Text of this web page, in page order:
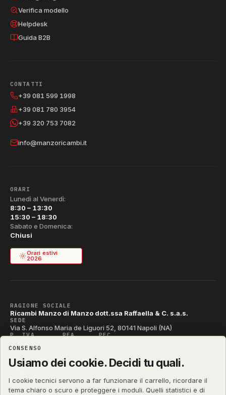
Verifica modello
Helpdesk
Guida B2B
CONTATTI
+39 081 599 1998
+39 081 780 3954
+39 320 753 7082
info@manzoricambi.it
ORARI
Lunedì al Venerdì:
8:30 – 13:30
15:30 – 18:30
Sabato e Domenica:
Chiusi
Orari estivi
2026
RAGIONE SOCIALE
Ricambi Manzo di Manzo dott.ssa Raffaella & C. s.a.s.
SEDE
Via S. Alfonso Maria de Liguori 52, 80141 Napoli (NA)
P. IVA REA PEC
CODICE SDI
T04ZHR3
CONSENSO
Usiamo dei cookie. Decidi tu quali.
I cookie tecnici servono a far funzionare il carrello, ricordare il
tema chiaro o scuro e proteggere i moduli. Quelli statistici e di